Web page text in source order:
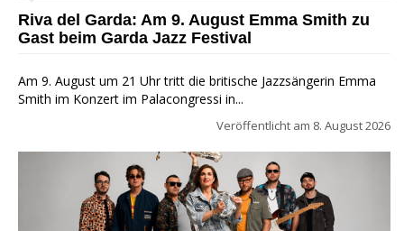
Riva del Garda: Am 9. August Emma Smith zu
Gast beim Garda Jazz Festival
Am 9. August um 21 Uhr tritt die britische Jazzsängerin Emma
Smith im Konzert im Palacongressi in...
Veröffentlicht am 8. August 2026